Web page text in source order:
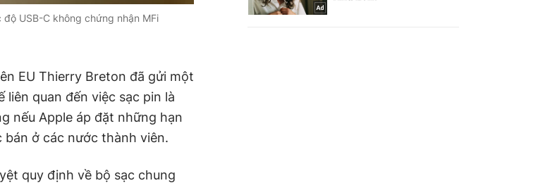
USB-C không chứng nhận MFi
EU Thierry Breton đã gửi một
quan đến việc sạc pin là
nếu Apple áp đặt những hạn
bán ở các nước thành viên.
quy định về bộ sạc chung